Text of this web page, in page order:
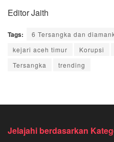
Editor Jaith
Tags: 6 Tersangka dan
kejari aceh timur
Korupsi
Tersangka
trending
Jelajahi berdasarkan